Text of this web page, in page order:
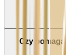
Czy